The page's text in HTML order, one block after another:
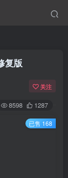
复版
关注
8598 1287
已售 168